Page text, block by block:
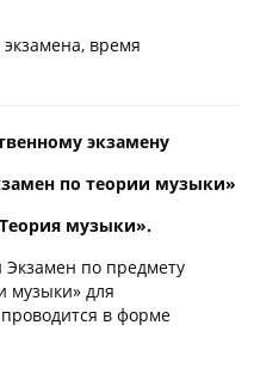
время
экзамену
по теории музыки»
музыки».
Экзамен по предмету
музыки» для
в форме